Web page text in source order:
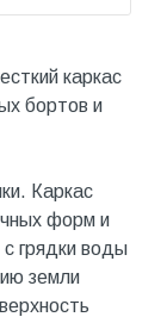
каркас
бортов и
Каркас
форм и
грядки воды
земли